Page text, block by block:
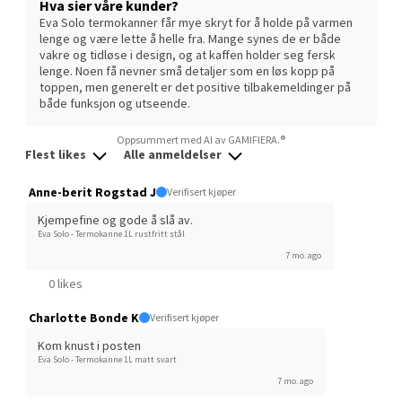
Hva sier våre kunder?
Eva Solo termokanner får mye skryt for å holde på varmen
lenge og være lette å helle fra. Mange synes de er både
vakre og tidløse i design, og at kaffen holder seg fersk
lenge. Noen få nevner små detaljer som en løs kopp på
toppen, men generelt er det positive tilbakemeldinger på
både funksjon og utseende.
Oppsummert med AI av GAMIFIERA.®
Flest likes Alle anmeldelser
Anne-berit Rogstad J Verifisert kjøper
Kjempefine og gode å slå av.
Eva Solo - Termokanne 1L rustfritt stål
7 mo. ago
0 likes
Charlotte Bonde K Verifisert kjøper
Kom knust i posten
Eva Solo - Termokanne 1L matt svart
7 mo. ago
Sunndalsøra - Alti Sunndal
Alti Sunndal, Sunndalsveien 17, 6600 Sunndalsøra
0 i butikk
Jessheim - Thon Senter Jessheim
Åpent i dag 10-21